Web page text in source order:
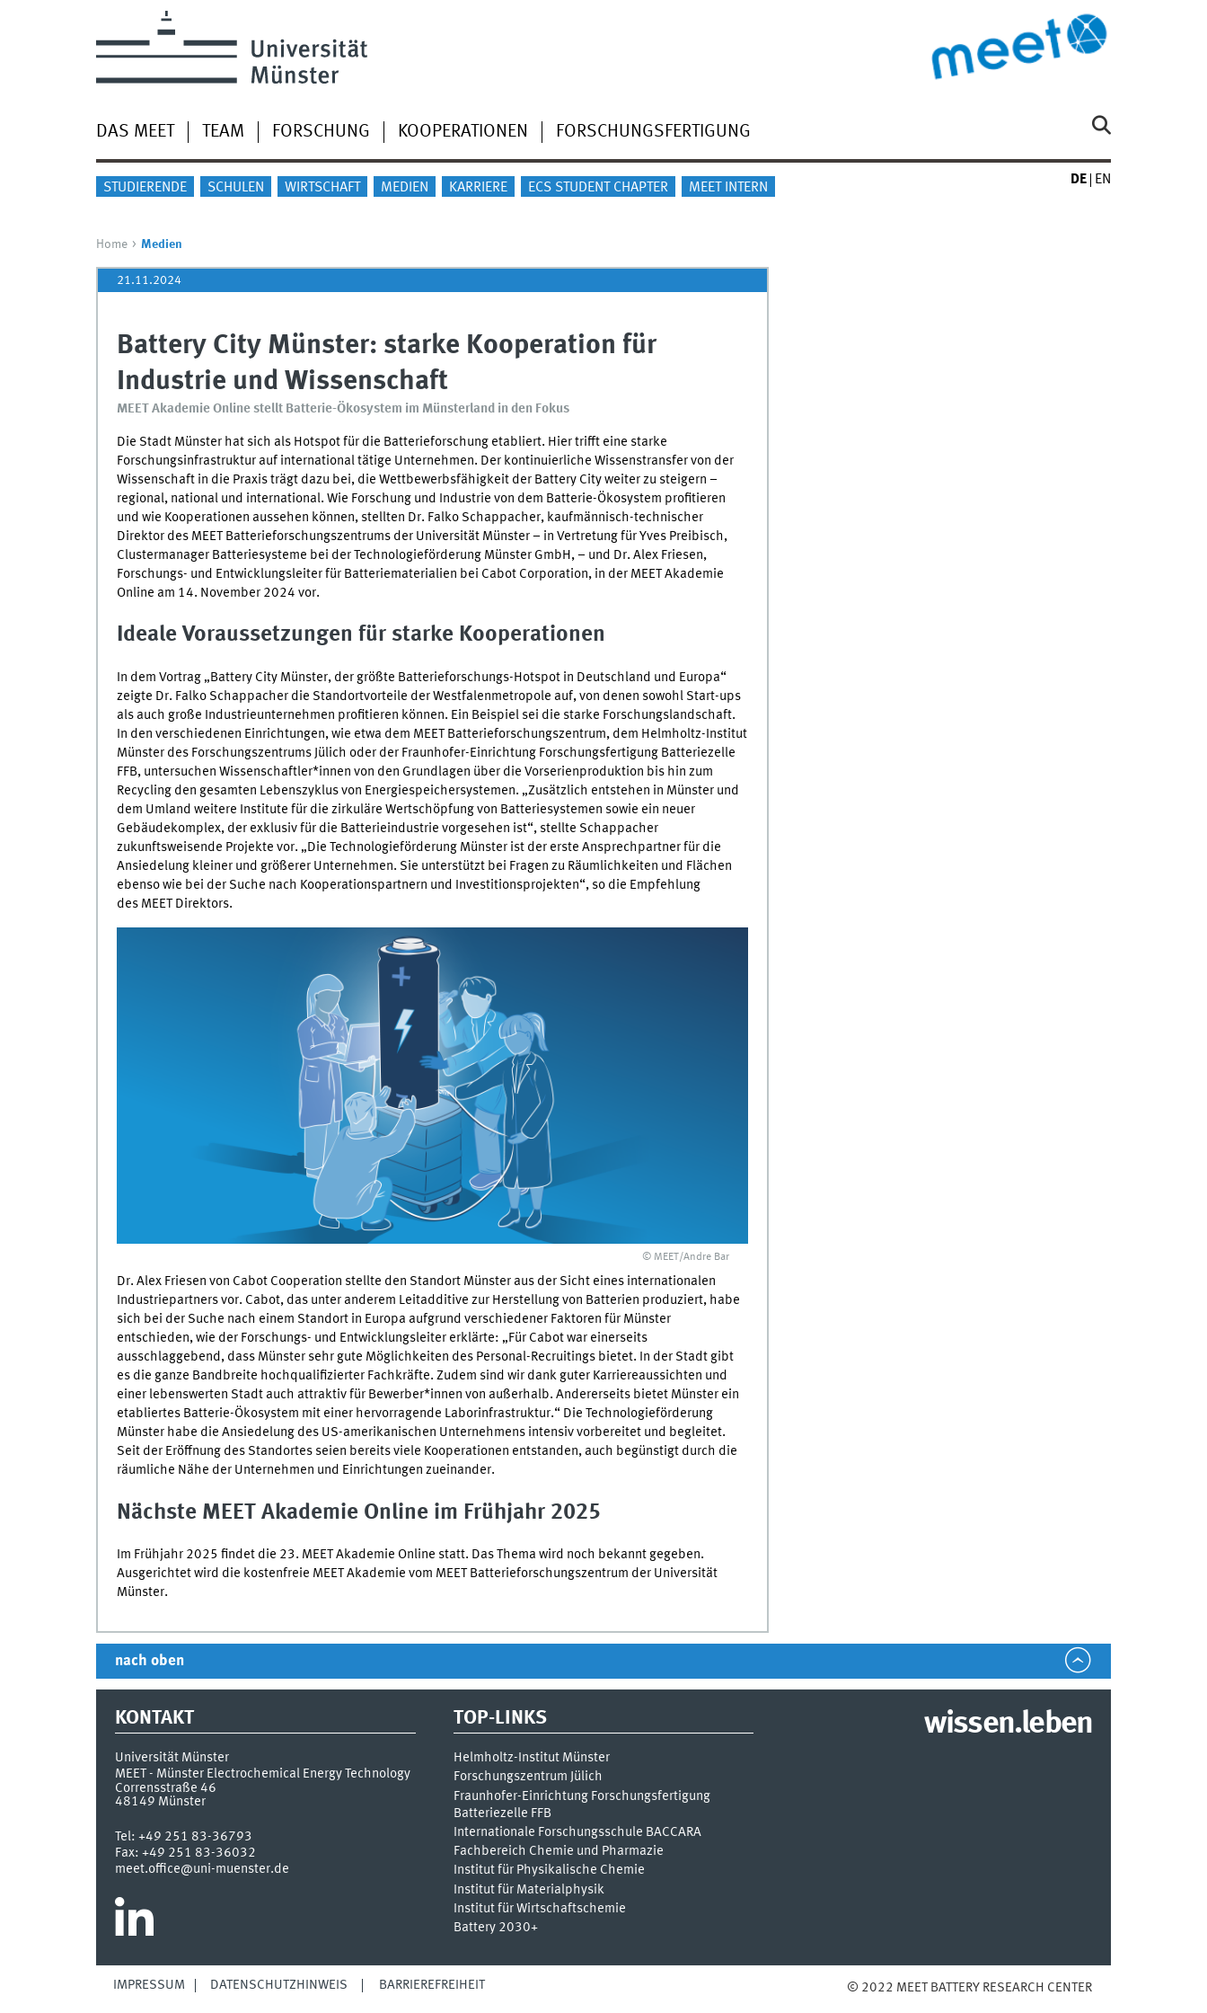
DAS MEET TEAM FORSCHUNG KOOPERATIONEN FORSCHUNGSFERTIGUNG
STUDIERENDE SCHULEN WIRTSCHAFT MEDIEN KARRIERE ECS STUDENT CHAPTER MEET INTERN
DE EN
Home Medien
21.11.2024
Battery City Münster: starke Kooperation für
Industrie und Wissenschaft
MEET Akademie Online stellt Batterie-Ökosystem im Münsterland in den Fokus
Die Stadt Münster hat sich als Hotspotfür die Batterieforschung etabliert. Hier trifft eine starke
Forschungsinfrastruktur auf international tätige Unternehmen. Der kontinuierliche Wissenstransfer von der
Wissenschaft in die Praxis trägt dazu bei, die Wettbewerbsfähigkeit der Battery Cityweiter zu steigern –
regional, national und international. Wie Forschung und Industrie von dem Batterie-Ökosystem profitieren
und wie Kooperationen aussehen können, stellten Dr. Falko Schappacher, kaufmännisch-technischer
Direktor des MEETBatterieforschungszentrums der Universität Münster – in Vertretung fürYvesPreibisch,
Clustermanager Batteriesysteme bei der Technologieförderung Münster GmbH, – und Dr. Alex Friesen,
Forschungs- und Entwicklungsleiter für Batteriematerialien bei Cabot Corporation, in der MEETAkademie
Online am 14. November 2024 vor.
Ideale Voraussetzungen für starke Kooperationen
In dem Vortrag „Battery CityMünster, der größte Batterieforschungs-Hotspotin Deutschland und Europa“
zeigte Dr. Falko Schappacher die Standortvorteile der Westfalenmetropole auf, von denen sowohl Start-ups
als auch große Industrieunternehmen profitieren können. Ein Beispiel sei die starke Forschungslandschaft.
In den verschiedenen Einrichtungen, wie etwa dem MEETBatterieforschungszentrum, dem Helmholtz-Institut
Münster des Forschungszentrums Jülich oder der Fraunhofer-Einrichtung Forschungsfertigung Batteriezelle
FFB, untersuchen Wissenschaftler*innen von den Grundlagen über die Vorserienproduktion bis hin zum
Recyclingden gesamten Lebenszyklus von Energiespeichersystemen. „Zusätzlich entstehen in Münster und
dem Umland weitere Institute für die zirkuläre Wertschöpfung von Batteriesystemen sowie ein neuer
Gebäudekomplex, der exklusiv für die Batterieindustrie vorgesehen ist“, stellte Schappacher
zukunftsweisende Projekte vor. „Die Technologieförderung Münster ist der erste Ansprechpartner für die
Ansiedelung kleiner und größerer Unternehmen. Sie unterstützt bei Fragen zu Räumlichkeiten und Flächen
ebenso wie bei der Suche nach Kooperationspartnern und Investitionsprojekten“, so die Empfehlung
des MEETDirektors.
© MEET/Andre Bar
Dr. Alex Friesen von Cabot Cooperation stellte den Standort Münster aus der Sicht eines internationalen
Industriepartners vor. Cabot, das unter anderem Leitadditive zur Herstellung von Batterien produziert, habe
sich bei der Suche nach einem Standort in Europa aufgrund verschiedener Faktoren für Münster
entschieden, wie der Forschungs- und Entwicklungsleiter erklärte: „Für Cabotwar einerseits
ausschlaggebend, dass Münster sehr gute Möglichkeiten des Personal-Recruitingsbietet. In der Stadt gibt
es die ganze Bandbreite hochqualifizierter Fachkräfte. Zudem sind wir dank guter Karriereaussichten und
einer lebenswerten Stadt auch attraktiv für Bewerber*innen von außerhalb. Andererseits bietet Münster ein
etabliertes Batterie-Ökosystem mit einer hervorragende Laborinfrastruktur.“ Die Technologieförderung
Münster habe die Ansiedelung des US-amerikanischen Unternehmens intensiv vorbereitet und begleitet.
Seit der Eröffnung des Standortes seien bereits viele Kooperationen entstanden, auch begünstigt durch die
räumliche Nähe der Unternehmen und Einrichtungen zueinander.
Nächste MEET Akademie Onlineim Frühjahr 2025
Im Frühjahr 2025 findet die 23. MEETAkademie Online statt. Das Thema wird noch bekannt gegeben.
Ausgerichtet wird die kostenfreie MEETAkademie vom MEETBatterieforschungszentrum der Universität
Münster.
nach oben
KONTAKT
Universität Münster
MEET - Münster Electrochemical Energy Technology
Corrensstraße 46
48149 Münster
Tel: +49 251 83-36793
Fax: +49 251 83-36032
meet.office@uni-muenster.de
TOP-LINKS
Helmholtz-Institut Münster
Forschungszentrum Jülich
Fraunhofer-Einrichtung Forschungsfertigung
Batteriezelle FFB
Internationale Forschungsschule BACCARA
Fachbereich Chemie und Pharmazie
Institut für Physikalische Chemie
Institut für Materialphysik
Institut für Wirtschaftschemie
Battery 2030+
wissen.leben
IMPRESSUM DATENSCHUTZHINWEIS BARRIEREFREIHEIT © 2022 MEET BATTERY RESEARCH CENTER